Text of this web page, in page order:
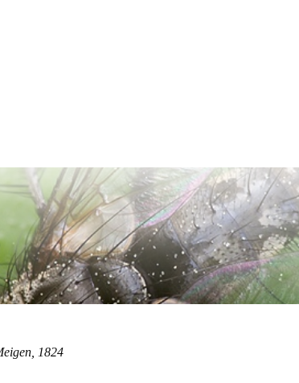
1824